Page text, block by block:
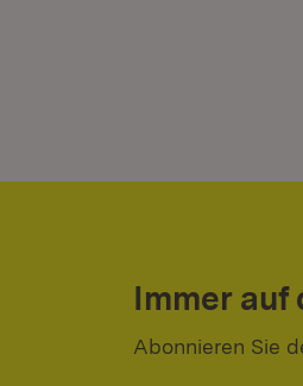
Immer auf
Abonnieren Sie